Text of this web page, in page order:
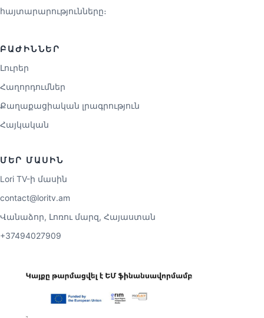
հայտարարությունները։
ԲԱԺԻՆՆԵՐ
Լուրեր
Հաղորդումներ
Քաղաքացիական լրագրություն
Հայկական
ՄԵՐ ՄԱՍԻՆ
Lori TV-ի մասին
contact@loritv.am
Վանաձոր, Լոռու մարզ, Հայաստան
+37494027909